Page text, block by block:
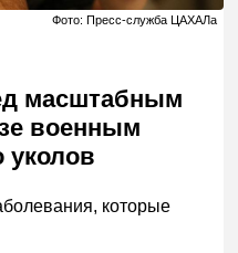
Фото: Пресс-служба ЦАХАЛа
масштабным
военным
уколов
которые